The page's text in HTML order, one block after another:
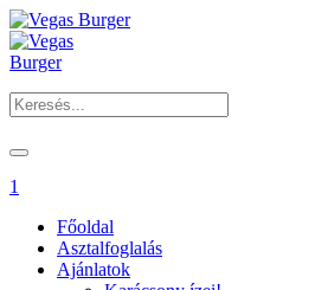
1
Főoldal
Asztalfoglalás
Ajánlatok